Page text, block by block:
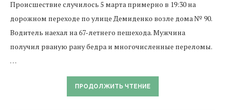
Происшествие случилось 5 марта примерно в 19:30 на
дорожном переходе по улице Демиденко возле дома № 90.
Водитель наехал на 67-летнего пешехода. Мужчина
получил рваную рану бедра и многочисленные переломы.
…
ПРОДОЛЖИТЬ ЧТЕНИЕ